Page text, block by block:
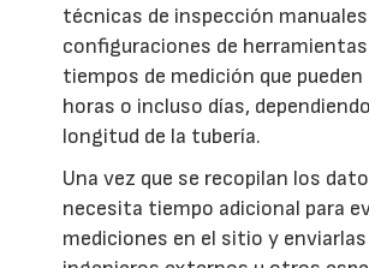
técnicas de inspección
configuraciones de
tiempos de medición que pueden
horas o incluso días,
longitud de la tubería.
Una vez que se recopilan los
necesita tiempo adicional para
mediciones en el sitio y enviarlas